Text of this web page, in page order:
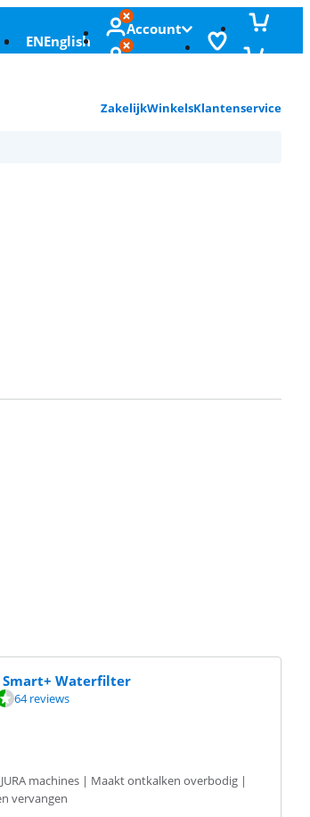
ENEnglish
Account
ZakelijkWinkelsKlantenservice
Smart+ Waterfilter
64 reviews
machines | Maakt ontkalken overbodig |
vervangen